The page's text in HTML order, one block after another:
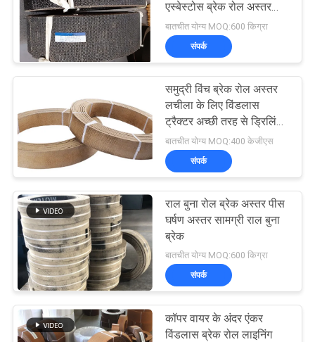
घर्षण सामग्री शीट
ब्रेक बैंड अस्तर
11
ब्रेक घर्षण सामग्री
एस्बेस्टोस ब्रेक रोल अस्तर
रोल
बातचीत योग्य MOQ:600 किग्रा
संपर्क
समुद्री विंच ब्रेक रोल अस्तर
लचीला के लिए विंडलास
ट्रैक्टर अच्छी तरह से ड्रिलिंग
मशीन
बातचीत योग्य MOQ:400 केजीएस
संपर्क
राल बुना रोल ब्रेक अस्तर पीस
घर्षण अस्तर सामग्री राल बुना
ब्रेक
बातचीत योग्य MOQ:600 किग्रा
संपर्क
कॉपर वायर के अंदर एंकर
विंडलास ब्रेक रोल लाइनिंग